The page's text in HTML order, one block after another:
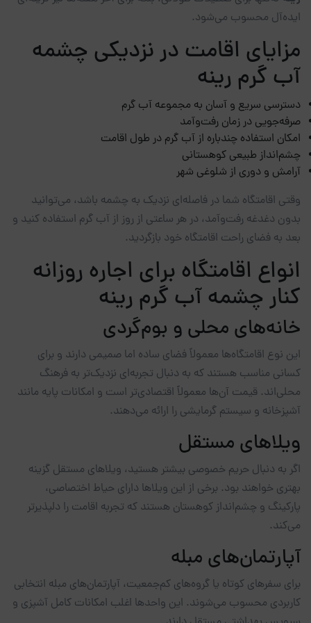
ایده‌آل محسوب می‌شود.
مزایای اقامت در نزدیکی چشمه
آب گرم رینه
دسترسی سریع و آسان به مجموعه آب گرم
صرفه‌جویی در زمان رفت‌وآمد
امکان استفاده چندباره از آب گرم در طول اقامت
چشم‌انداز طبیعی کوهستانی
آرامش و دوری از شلوغی شهر
وقتی اقامتگاه شما در فاصله‌ای نزدیک به چشمه باشد، می‌توانید
بدون دغدغه رفت‌وآمد، در هر ساعتی از روز از آب گرم استفاده کنید و
بعد به فضای راحت اقامتگاه خود بازگردید.
انواع اقامتگاه برای اجاره روزانه
کنار چشمه آب گرم رینه
خانه‌های محلی و بوم‌گردی
این نوع اقامتگاه‌ها معمولاً فضای ساده اما صمیمی دارند و برای
کسانی مناسب هستند که به دنبال تجربه‌ای نزدیک‌تر به فرهنگ
محلی‌اند. قیمت آن‌ها معمولاً اقتصادی‌تر است و امکانات پایه مانند
آشپزخانه و سیستم گرمایشی را ارائه می‌دهند.
ویلاهای مستقل
اگر به دنبال حریم خصوصی بیشتر هستید، ویلاهای مستقل گزینه
بهتری خواهند بود. برخی از این ویلاها دارای حیاط اختصاصی،
پارکینگ و چشم‌انداز کوهستان هستند که تجربه اقامت را دلپذیرتر
می‌کند.
آپارتمان‌های مبله
برای سفرهای کوتاه یا گروه‌های کم‌جمعیت، آپارتمان‌های مبله انتخابی
کاربردی محسوب می‌شوند. این واحدها اغلب امکانات کامل آشپزی و